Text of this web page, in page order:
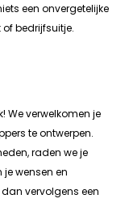
een onvergetelijke
bedrijfsuitje.
We verwelkomen je
te ontwerpen.
raden we je
wensen en
vervolgens een